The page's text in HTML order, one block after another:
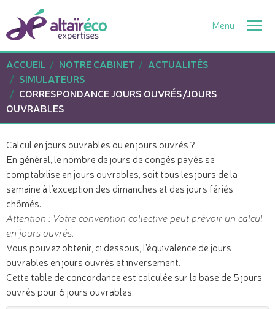
ACCUEIL
NOTRE CABINET
ACTUALITÉS
SIMULATEURS
CORRESPONDANCE JOURS OUVRÉS/JOURS
OUVRABLES
Calcul en jours ouvrables ou en jours ouvrés ?
En général, le nombre de jours de congés payés se
comptabilise en jours ouvrables, soit tous les jours de la
semaine à l'exception des dimanches et des jours fériés
chômés.
Attention : Votre convention collective peut prévoir un calcul
en jours ouvrés.
Vous pouvez obtenir, ci dessous, l'équivalence de jours
ouvrables en jours ouvrés et inversement.
Cette table de concordance est calculée sur la base de 5 jours
ouvrés pour 6 jours ouvrables.